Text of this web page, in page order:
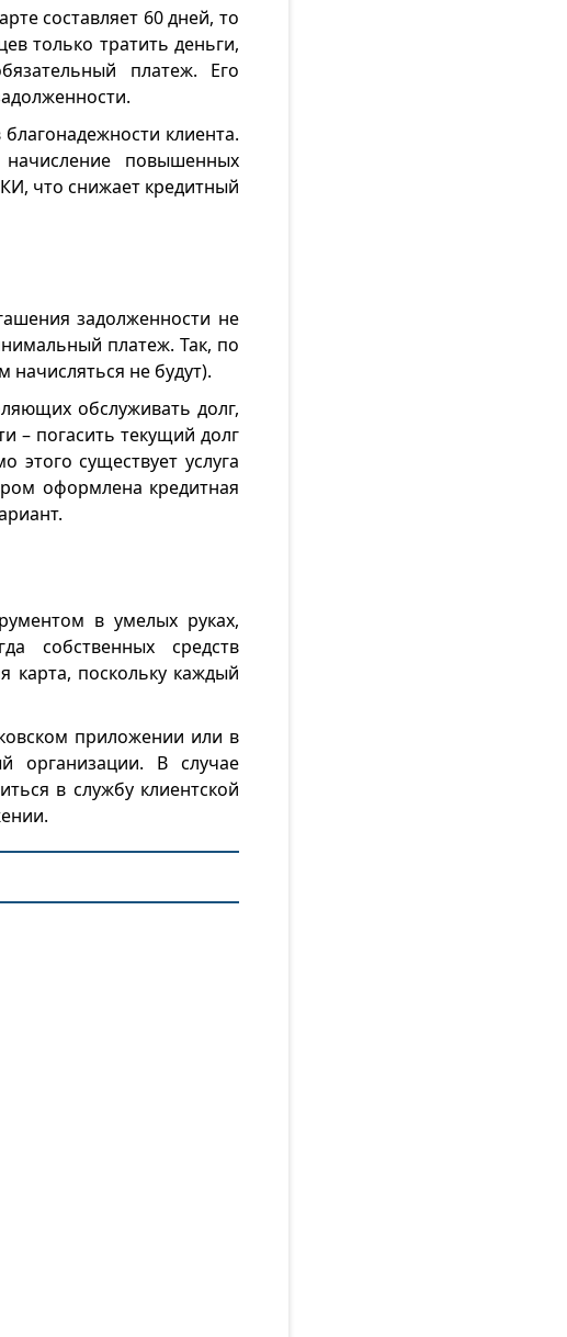
составляет 60 дней, то
только тратить деньги,
платеж. Его
клиента.
повышенных
что снижает кредитный
задолженности не
платеж. Так, по
не будут).
обслуживать долг,
– погасить текущий долг
существует услуга
оформлена кредитная
в умелых руках,
собственных средств
карта, поскольку каждый
приложении или в
организации. В случае
в службу клиентской